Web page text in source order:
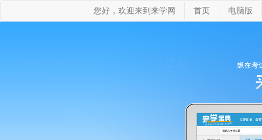
您好，欢迎来到来学网 首页 电脑版